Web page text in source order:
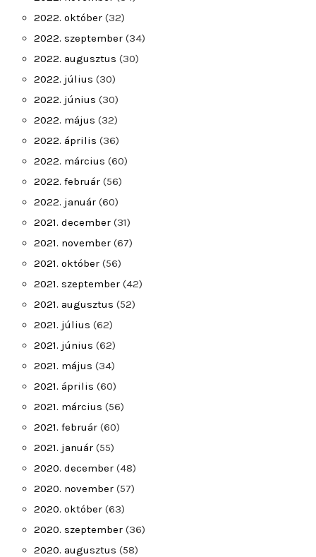
2022. október (32)
2022. szeptember (34)
2022. augusztus (30)
2022. július (30)
2022. június (30)
2022. május (32)
2022. április (36)
2022. március (60)
2022. február (56)
2022. január (60)
2021. december (31)
2021. november (67)
2021. október (56)
2021. szeptember (42)
2021. augusztus (52)
2021. július (62)
2021. június (62)
2021. május (34)
2021. április (60)
2021. március (56)
2021. február (60)
2021. január (55)
2020. december (48)
2020. november (57)
2020. október (63)
2020. szeptember (36)
2020. augusztus (58)